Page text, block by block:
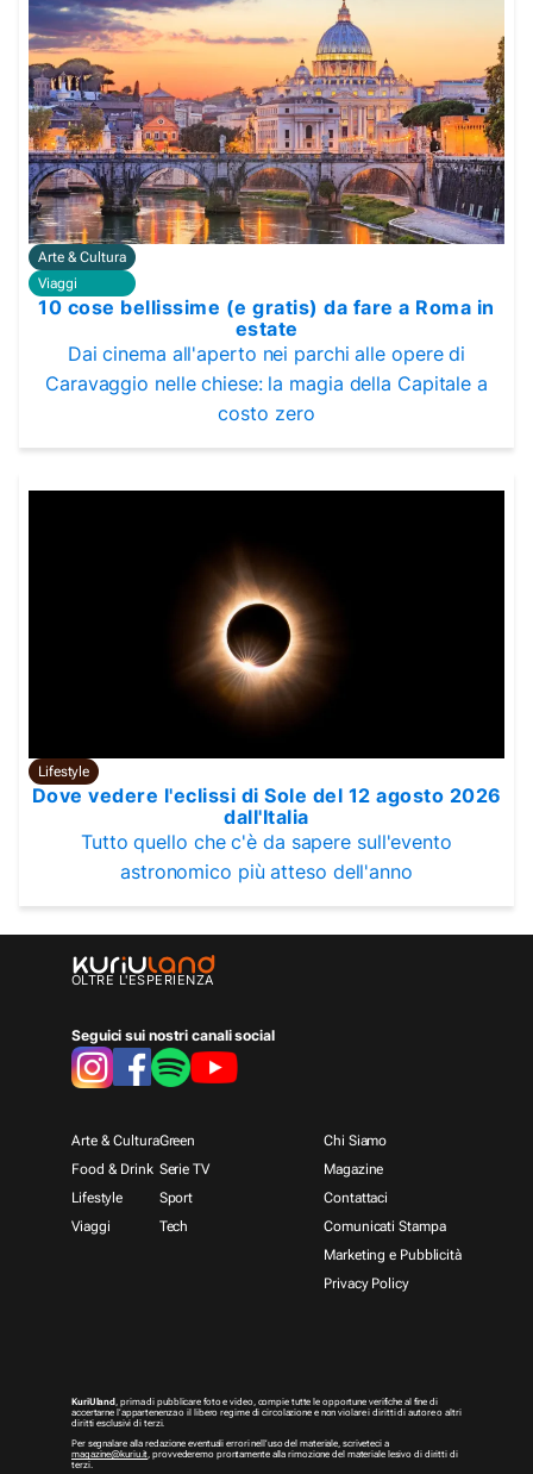
Arte & Cultura
Viaggi
10 cose bellissime (e gratis) da fare a Roma in
estate
Dai cinema all'aperto nei parchi alle opere di
Caravaggio nelle chiese: la magia della Capitale a
costo zero
Lifestyle
Dove vedere l'eclissi di Sole del 12 agosto 2026
dall'Italia
Tutto quello che c'è da sapere sull'evento
astronomico più atteso dell'anno
OLTRE L'ESPERIENZA
Seguici sui nostri canali social
Arte & Cultura
Food & Drink
Lifestyle
Viaggi
Green
Serie TV
Sport
Tech
Chi Siamo
Magazine
Contattaci
Comunicati Stampa
Marketing e Pubblicità
Privacy Policy
KuriUland, prima di pubblicare foto e video, compie tutte le opportune verifiche al fine di
accertarne l’appartenenza o il libero regime di circolazione e non violare i diritti di autore o altri
diritti esclusivi di terzi.
Per segnalare alla redazione eventuali errori nell’uso del materiale, scriveteci a
magazine@kuriu.it, provvederemo prontamente alla rimozione del materiale lesivo di diritti di
terzi.